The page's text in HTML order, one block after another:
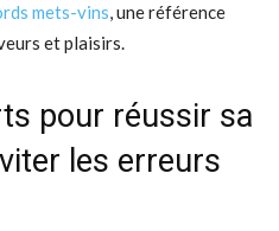
mets-vins, une référence
et plaisirs.
pour réussir sa
les erreurs